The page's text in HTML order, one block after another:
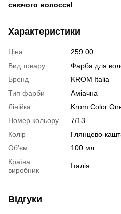
сяючого волосся!
Характеристики
Ціна
259.00
Вид товару
Фарба для
Бренд
KROM Italia
Тип фарби
Аміачна
Лінійка
Krom Color
Номер кольору
7/13
Колір
Глянцево-
Об'єм
100 мл
Країна
виробник
Італія
Відгуки